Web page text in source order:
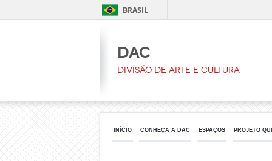
BRASIL
DAC
Divisão de Arte e Cultura
INÍCIO CONHEÇA A DAC ESPAÇOS PROJETO